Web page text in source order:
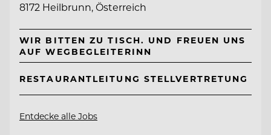
8172 Heilbrunn, Österreich
WIR BITTEN ZU TISCH. UND FREUEN UNS
AUF WEGBEGLEITERINN
RESTAURANTLEITUNG STELLVERTRETUNG
Entdecke alle Jobs